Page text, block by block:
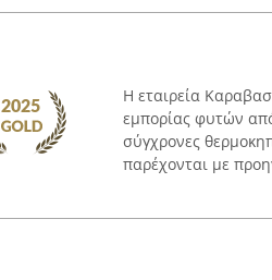
Η εταιρεία
εμπορίας φυτών
σύγχρονες
παρέχονται με